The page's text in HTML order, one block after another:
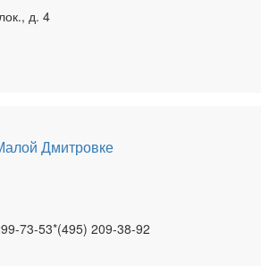
д. 4
Дмитровке
73-53*(495) 209-38-92